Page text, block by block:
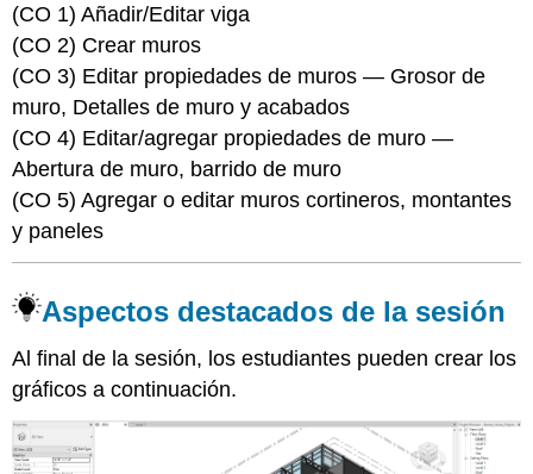
(CO 1) Añadir/Editar viga
(CO 2) Crear muros
(CO 3) Editar propiedades de muros — Grosor de
muro, Detalles de muro y acabados
(CO 4) Editar/agregar propiedades de muro —
Abertura de muro, barrido de muro
(CO 5) Agregar o editar muros cortineros, montantes
y paneles
Aspectos destacados de la sesión
Al final de la sesión, los estudiantes pueden crear los
gráficos a continuación.